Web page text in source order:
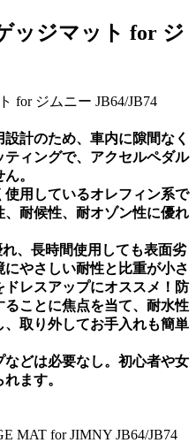
ッジマット for ジ
設計のため、車内に隙間なく
ィングで、アクセルペダル
。
使用しているオレフィン系で
耐候性、耐オゾン性に優れ
、長時間使用しても表面劣
やさしい耐性と比重が小さ
レスアップにオススメ！防
ことに焦点を当て、耐水性
取り外してお手入れも簡単
などは必要なし。初心者や女
ます。
MAT for JIMNY JB64/JB74